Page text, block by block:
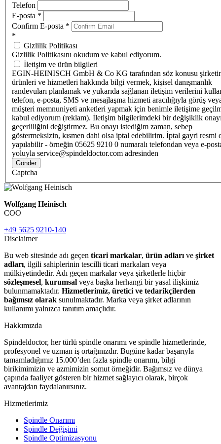
Telefon
E-posta *
Confirm E-posta *
*
Gizlilik Politikası
Gizlilik Politikasını okudum ve kabul ediyorum.
İletişim ve ürün bilgileri
EGIN-HEINISCH GmbH & Co KG tarafından söz konusu
ürünleri ve hizmetleri hakkında bilgi vermek, kişisel danışmanlık
randevuları planlamak ve yukarıda sağlanan iletişim verilerini
telefon, e-posta, SMS ve mesajlaşma hizmeti aracılığıyla görüş
müşteri memnuniyeti anketleri yapmak için benimle iletişime
kabul ediyorum (reklam). İletişim bilgilerimdeki bir değişiklik
geçerliliğini değiştirmez. Bu onayı istediğim zaman, sebep
göstermeksizin, kısmen dahi olsa iptal edebilirim. İptal gayri resmi
yapılabilir - örneğin 05625 9210 0 numaralı telefondan veya e-
yoluyla service@spindeldoctor.com adresinden
Gönder
Captcha
Wolfgang Heinisch
COO
+49 5625 9210-140
Disclaimer
Bu web sitesinde adı geçen ticari markalar, ürün adları ve şirket
adları, ilgili sahiplerinin tescilli ticari markaları veya
mülkiyetindedir. Adı geçen markalar veya şirketlerle hiçbir
sözleşmesel, kurumsal veya başka herhangi bir yasal ilişkimiz
bulunmamaktadır. Hizmetlerimiz, üretici ve tedarikçilerden
bağımsız olarak sunulmaktadır. Marka veya şirket adlarının
kullanımı yalnızca tanıtım amaçlıdır.
Hakkımızda
Spindeldoctor, her türlü spindle onarımı ve spindle hizmetlerinde,
profesyonel ve uzman iş ortağınızdır. Bugüne kadar başarıyla
tamamladığımız 15.000’den fazla spindle onarımı, bilgi
birikimimizin ve azmimizin somut örneğidir. Bağımsız ve dünya
çapında faaliyet gösteren bir hizmet sağlayıcı olarak, birçok
avantajdan faydalanırsınız.
Hizmetlerimiz
Spindle Onarımı
Spindle Değişimi
Spindle Optimizasyonu